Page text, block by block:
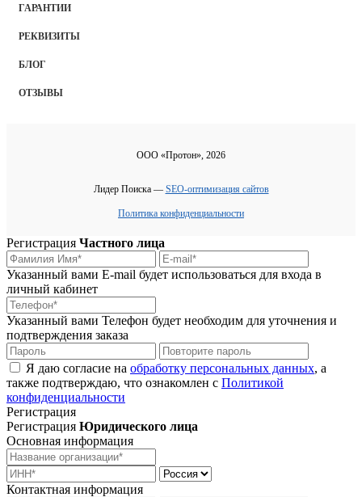
ГАРАНТИИ
РЕКВИЗИТЫ
БЛОГ
ОТЗЫВЫ
ООО «Протон», 2026
Лидер Поиска — SEO-оптимизация сайтов
Политика конфиденциальности
Регистрация Частного лица
Указанный вами E-mail будет использоваться для входа в
личный кабинет
Указанный вами Телефон будет необходим для уточнения и
подтверждения заказа
Я даю согласие на обработку персональных данных, а
также подтверждаю, что ознакомлен с Политикой
конфиденциальности
Регистрация
Регистрация Юридического лица
Основная информация
Контактная информация